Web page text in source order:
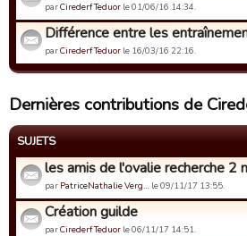
parCirederf Teduor le 01/06/16 14:34.
Différence entre les
parCirederf Teduor le 16/03/16 22:16.
Dernières contributions de
SUJETS
les amis de l'ovalie recherche 2
par PatriceNathalie Verg… le 09/11/17 13:55.
Création guilde
parCirederf Teduor le 06/11/17 14:51.